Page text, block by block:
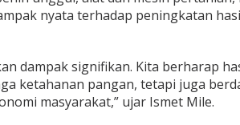
nyata terhadap peningkatan
dampak signifikan. Kita berharap
ketahanan pangan, tetapi juga
masyarakat,” ujar Ismet Mile.